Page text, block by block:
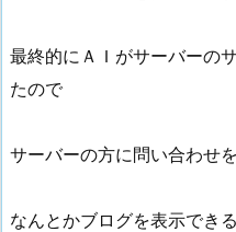
最終的にＡＩがサーバーの
たので
サーバーの方に問い合わせ
なんとかブログを表示でき